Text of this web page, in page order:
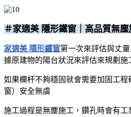
＃家適美 隱形鐵窗｜高品質無塵
家適美 隱形鐵窗第一次來評估與丈
據原建物的陽台狀況來評估來規劃施
如果欄杆不夠穩固就會需要加固工
窗）安全無虞
施工過程是無塵施工，鑽孔時會有